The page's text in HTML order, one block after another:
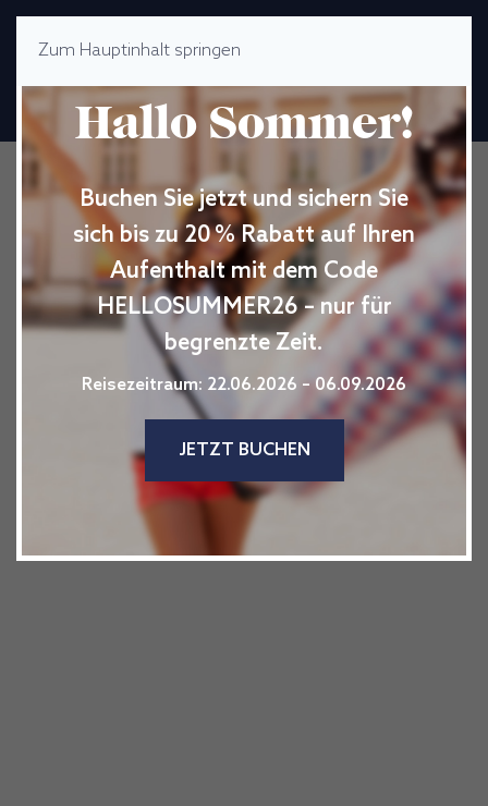
Zum Hauptinhalt springen
Hallo Sommer!
Buchen Sie jetzt und sichern Sie
sich bis zu 20 % Rabatt auf Ihren
Aufenthalt mit dem Code
HELLOSUMMER26 – nur für
begrenzte Zeit.
Reisezeitraum: 22.06.2026 – 06.09.2026
JETZT BUCHEN